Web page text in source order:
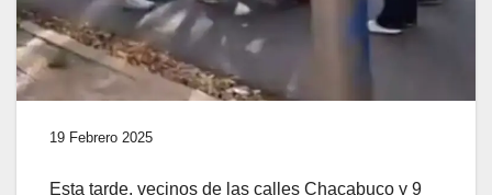
19 Febrero 2025
Esta tarde, vecinos de las calles Chacabuco y 9